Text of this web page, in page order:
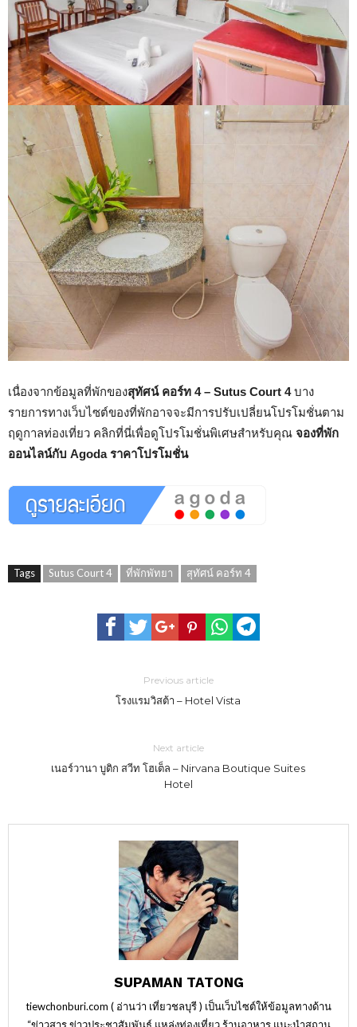
เนื่องจากข้อมูลที่พักของสุทัศน์ คอร์ท 4 – Sutus Court 4บาง
รายการทางเว็บไซต์ของที่พักอาจจะมีการปรับเปลี่ยนโปรโมชั่นตาม
ฤดูกาลท่องเที่ยว คลิกที่นี่เพื่อดูโปรโมชั่นพิเศษสำหรับคุณ จองที่พัก
ออนไลน์กับ Agoda ราคาโปรโมชั่น
Tags Sutus Court 4 ที่พักพัทยา สุทัศน์ คอร์ท 4
Previous article
โรงแรมวิสต้า – Hotel Vista
Next article
เนอร์วานา บูติก สวีท โฮเต็ล – Nirvana Boutique Suites
Hotel
SUPAMAN TATONG
tiewchonburi.com ( อ่านว่า เที่ยวชลบุรี ) เป็นเว็บไซต์ให้ข้อมูลทางด้าน
“ข่าวสาร ข่าวประชาสัมพันธ์ แหล่งท่องเที่ยว ร้านอาหาร แนะนำสถาน